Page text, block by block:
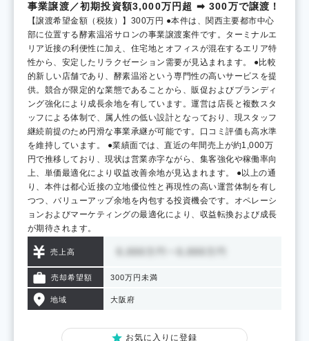
事業譲渡／初期投資額3,000万円超 ➡ 300万で譲渡！
【譲渡希望金額（税抜）】300万円 ●本件は、関西主要都市中心
部に位置する酵素温浴サロンの事業譲渡案件です。ターミナルエ
リア近接の利便性に加え、住宅地とオフィスが混在するエリア特
性から、安定したリラクゼーション需要が見込まれます。 ●比較
的新しい店舗であり、酵素温浴という専門性の高いサービスを提
供。競合が限定的な業態であることから、販促およびブランディ
ング強化により成長余地を有しています。運営は店長と複数スタ
ッフによる体制で、属人性の低い設計となっており、現スタッフ
継続前提のため円滑な事業承継が可能です。口コミ評価も高水準
を維持しています。 ●業績面では、直近の年間売上が約1,000万
円で推移しており、現状は営業赤字ながら、集客強化や稼働率向
上、単価最適化により収益改善余地が見込まれます。 ●以上の通
り、本件は都心近接の立地優位性と再現性の高い運営体制を有し
つつ、バリューアップ余地を内包する投資機会です。オペレーシ
ョンおよびマーケティングの最適化により、収益転換および成長
が期待されます。
売上高
売却希望額 300万円未満
地域 大阪府
お気に入りに登録